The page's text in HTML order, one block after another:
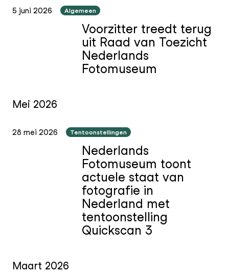
5 juni 2026 Algemeen
Voorzitter treedt terug
uit Raad van Toezicht
Nederlands
Fotomuseum
Mei 2026
28 mei 2026 Tentoonstellingen
Nederlands
Fotomuseum toont
actuele staat van
fotografie in
Nederland met
tentoonstelling
Quickscan 3
Maart 2026